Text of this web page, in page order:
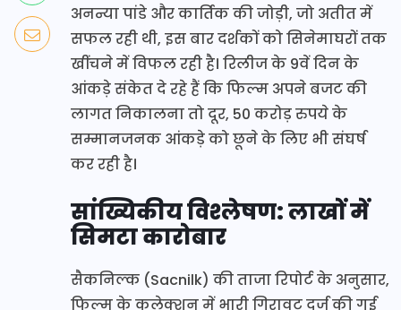
अनन्या पांडे और कार्तिक की जोड़ी, जो अतीत में
सफल रही थी, इस बार दर्शकों को सिनेमाघरों तक
खींचने में विफल रही है। रिलीज के 9वें दिन के
आंकड़े संकेत दे रहे हैं कि फिल्म अपने बजट की
लागत निकालना तो दूर, 50 करोड़ रुपये के
सम्मानजनक आंकड़े को छूने के लिए भी संघर्ष
कर रही है।
सांख्यिकीय विश्लेषण: लाखों में
सिमटा कारोबार
सैकनिल्क (Sacnilk) की ताजा रिपोर्ट के अनुसार,
फिल्म के कलेक्शन में भारी गिरावट दर्ज की गई